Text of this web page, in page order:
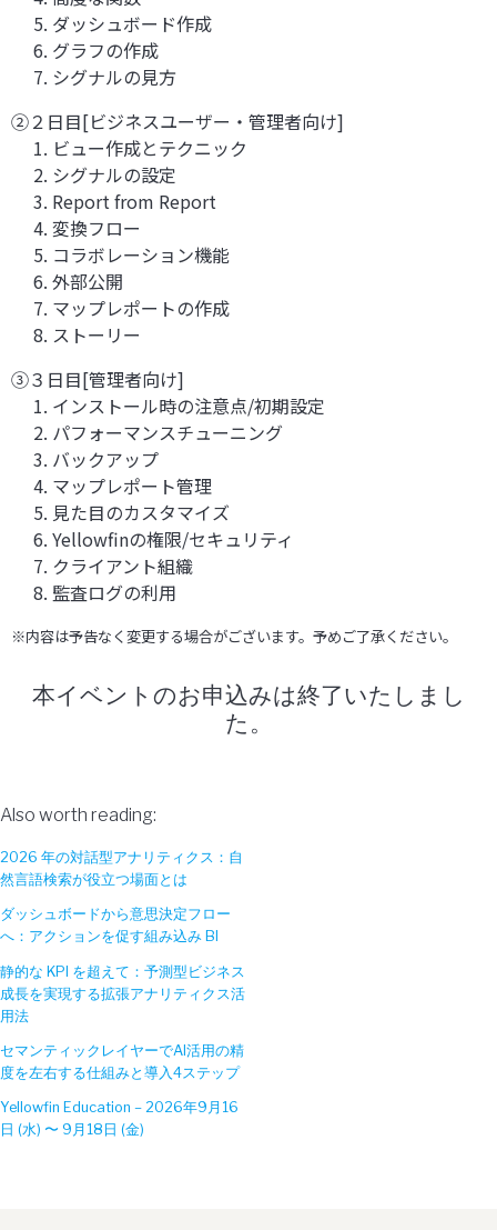
5. ダッシュボード作成
6. グラフの作成
7. シグナルの見方
②２日目[ビジネスユーザー・管理者向け]
1. ビュー作成とテクニック
2. シグナルの設定
3. Report from Report
4. 変換フロー
5. コラボレーション機能
6. 外部公開
7. マップレポートの作成
8. ストーリー
③３日目[管理者向け]
1. インストール時の注意点/初期設定
2. パフォーマンスチューニング
3. バックアップ
4. マップレポート管理
5. 見た目のカスタマイズ
6. Yellowfinの権限/セキュリティ
7. クライアント組織
8. 監査ログの利用
※内容は予告なく変更する場合がございます。予めご了承ください。
本イベントのお申込みは終了いたしまし
た。
Also worth reading:
2026 年の対話型アナリティクス：自
然言語検索が役立つ場面とは
ダッシュボードから意思決定フロー
へ：アクションを促す組み込み BI
静的な KPI を超えて：予測型ビジネス
成長を実現する拡張アナリティクス活
用法
セマンティックレイヤーでAI活用の精
度を左右する仕組みと導入4ステップ
Yellowfin Education – 2026年9月16
日 (水) 〜 9月18日 (金)